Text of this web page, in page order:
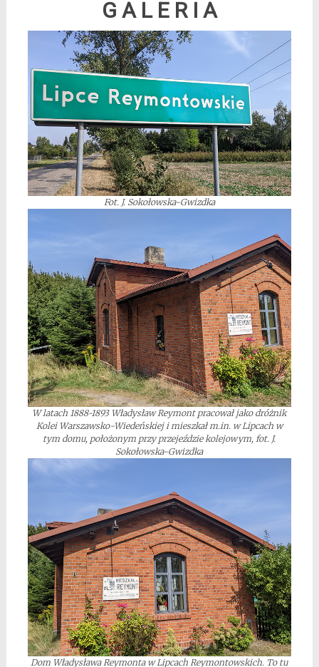
G A L E R I A
Fot. J. Sokołowska-Gwizdka
W latach 1888-1893 Władysław Reymont pracował jako dróżnik
Kolei Warszawsko-Wiedeńskiej i mieszkał m.in. w Lipcach w
tym domu, położonym przy przejeździe kolejowym, fot. J.
Sokołowska-Gwizdka
Dom Władysława Reymonta w Lipcach Reymontowskich. To tu